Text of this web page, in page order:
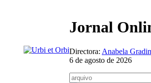
Jornal
Directora: Anabela
6 de agosto de 2026